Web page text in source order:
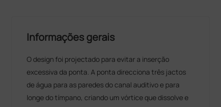
Informações gerais
O design foi projectado para evitar a inserção
excessiva da ponta. A ponta direcciona três jactos
de água para as paredes do canal auditivo e para
longe do tímpano, criando um vórtice que dissolve e